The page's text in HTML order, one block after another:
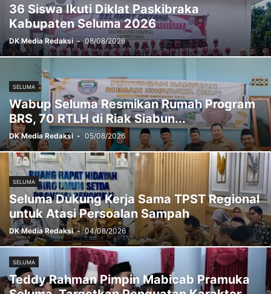
POLITIK REJANG LEBONG SELUMA STUNTING
TEKNOLOGI WISATA
36 Siswa Ikuti Diklat Paskibraka
Kabupaten Seluma 2026
DK Media Redaksi - 08/08/2026
SELUMA
Wabup Seluma Resmikan Rumah Program
BRS, 70 RTLH di Riak Siabun...
DK Media Redaksi - 05/08/2026
SELUMA
Seluma Dukung Kerja Sama TPST Regional
untuk Atasi Persoalan Sampah
DK Media Redaksi - 04/08/2026
SELUMA
Teddy Rahman Pimpin Mabicab Pramuka